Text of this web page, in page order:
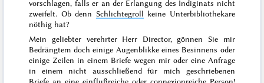
vorschlagen, falls er an der Erlangung des Indiginats nicht
zweifelt. Ob denn Schlichtegroll keine Unterbibliothekare
nöthig hat?
Mein geliebter verehrter Herr Director, gönnen Sie mir
Bedrängtem doch einige Augenblikke eines Besinnens oder
einige Zeilen in einem Briefe wegen mir oder eine Anfrage
in einem nicht ausschließend für mich geschriebenen
Briefe an eine einflußreiche oder connexionreiche Person!